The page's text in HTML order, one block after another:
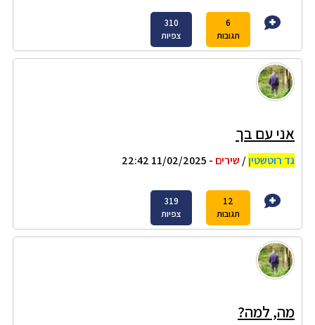
6
תגובות
310
צפיות
אני עם בך
גד רוטשטין/ שירים - 11/02/2025 22:42
12
תגובות
319
צפיות
מה, למה?